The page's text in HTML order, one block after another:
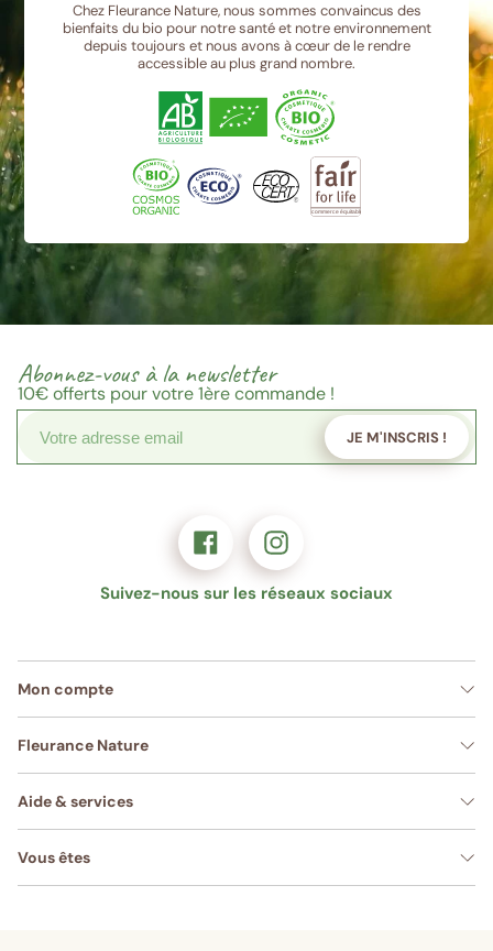
Chez Fleurance Nature, nous sommes convaincus des
bienfaits du bio pour notre santé et notre environnement
depuis toujours et nous avons à cœur de le rendre
accessible au plus grand nombre.
Abonnez-vous à la newsletter
10€offerts pour votre 1ère commande !
JE M'INSCRIS !
Suivez-nous sur les réseaux sociaux
Mon compte
Fleurance Nature
Aide & services
Vous êtes